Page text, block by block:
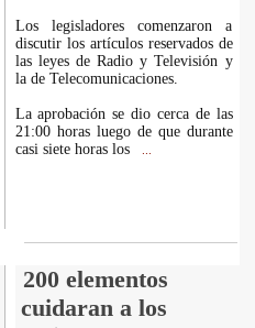
Los legisladores comenzaron a
discutir los artículos reservados de
las leyes de Radio y Televisión y
la de Telecomunicaciones.
La aprobación se dio cerca de las
21:00 horas luego de que durante
casi siete horas los
200 elementos
cuidaran a los